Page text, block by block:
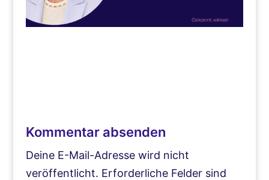
Kommentar absenden
Deine E-Mail-Adresse wird nicht
veröffentlicht. Erforderliche Felder sind